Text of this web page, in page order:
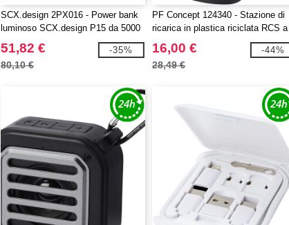
SCX.design 2PX016 - Power bank
luminoso SCX.design P15 da 5000
mAh
51,82 €
80,10 €
-35%
PF Concept 124340 - Stazione di
ricarica in plastica riciclata RCS a
doppia bobina da 15 W Loop
16,00 €
28,49 €
-44%